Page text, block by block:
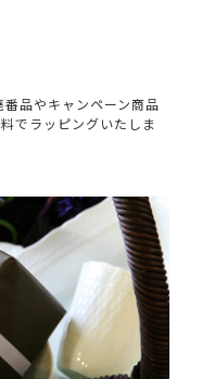
品やキャンペーン商品
でラッピングいたしま